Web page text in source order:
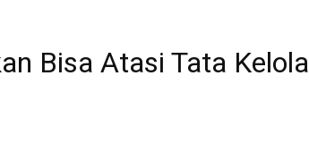
Bisa Atasi Tata Kelola